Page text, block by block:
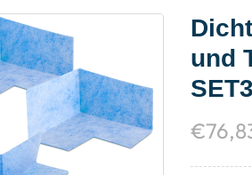
und
€